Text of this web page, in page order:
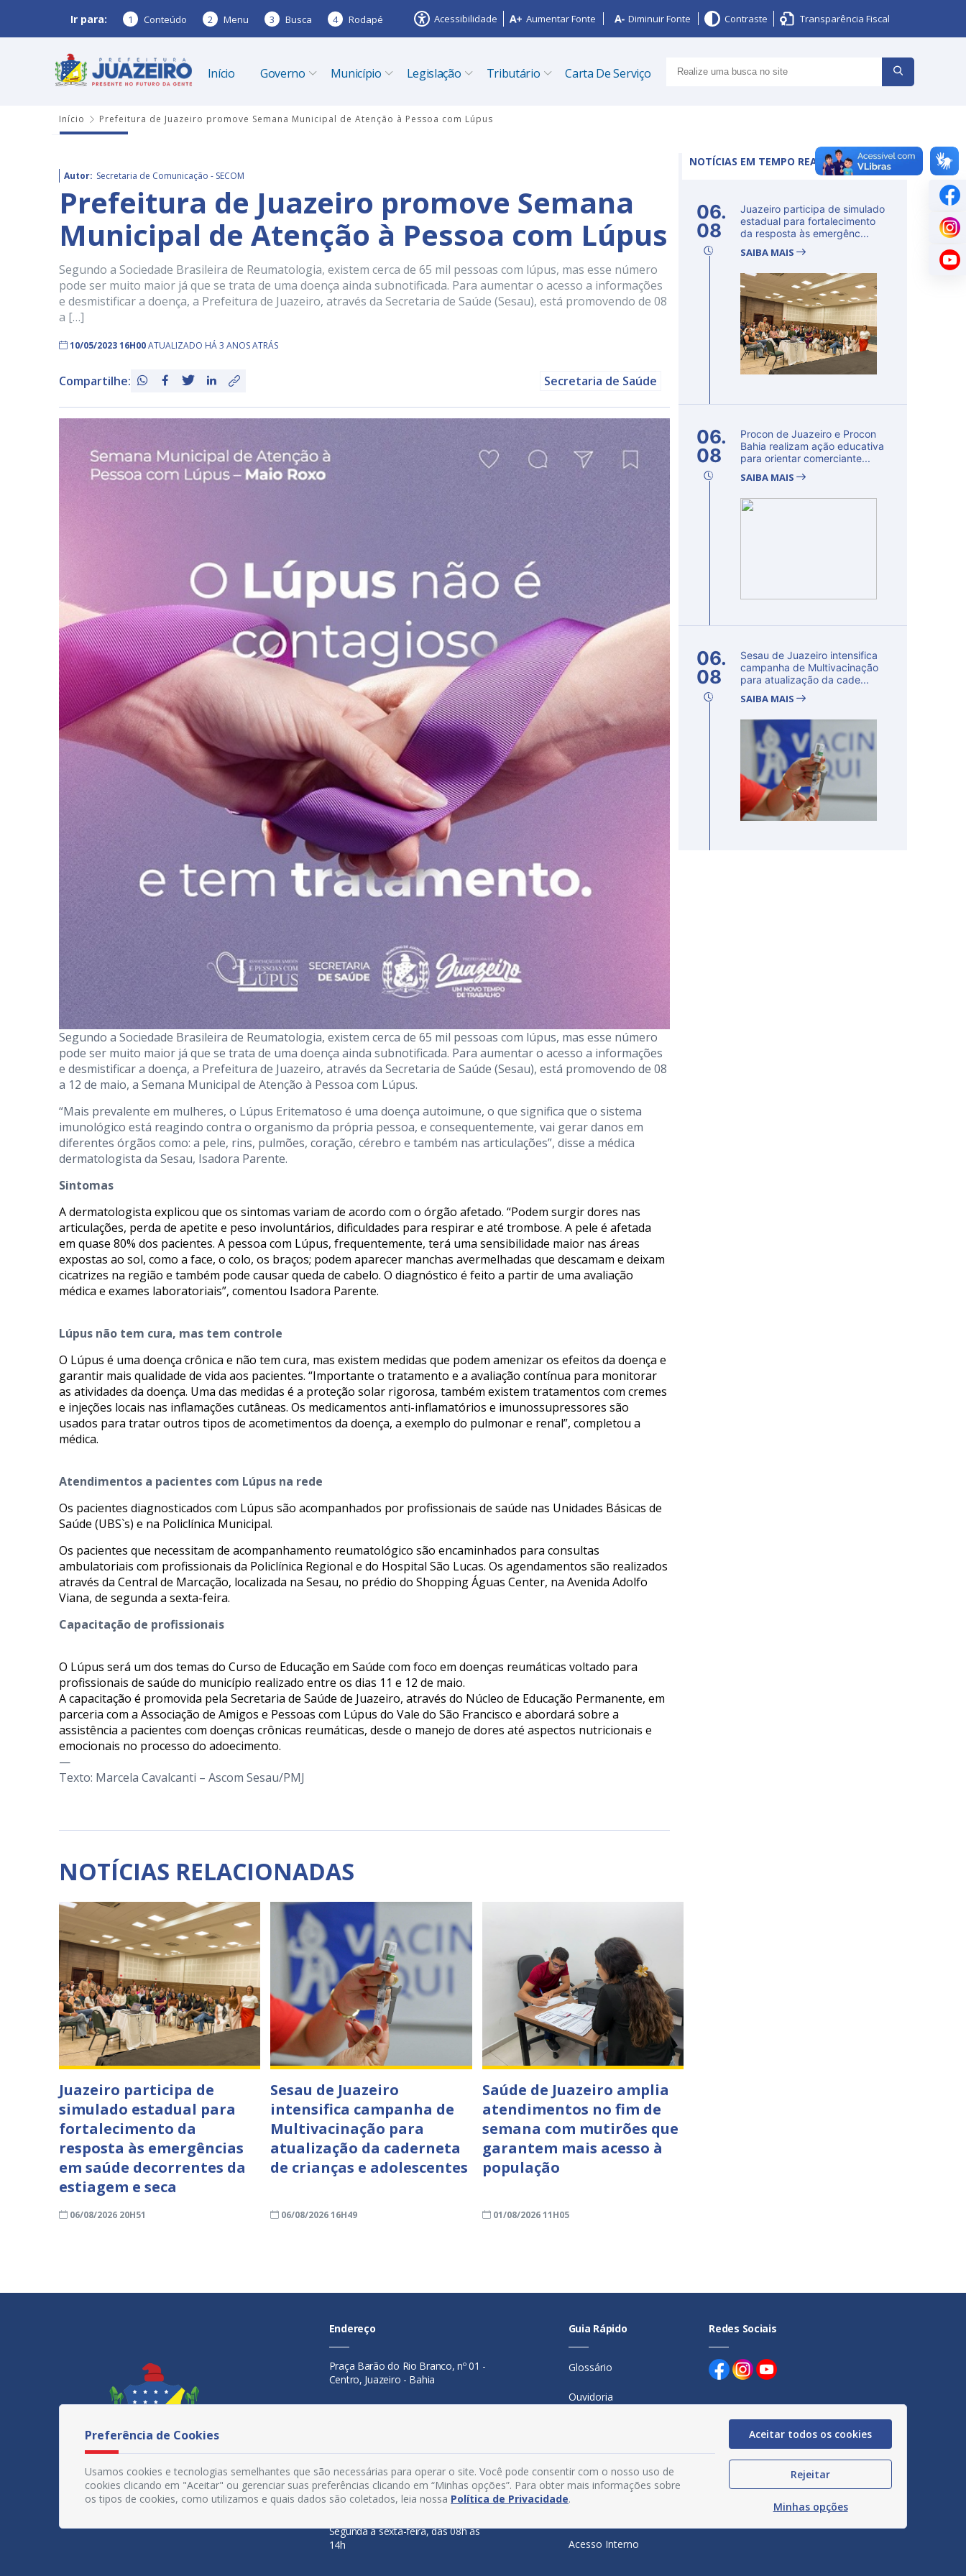
Ir para: 1 Conteúdo 2 Menu 3 Busca 4 Rodapé Acessibilidade Aumentar Fonte Diminuir Fonte Contraste Transparência Fiscal
Início Governo Município Legislação Tributário Carta De Serviço
Início Prefeitura de Juazeiro promove Semana Municipal de Atenção à Pessoa com Lúpus
Autor: Secretaria de Comunicação - SECOM
Prefeitura de Juazeiro promove Semana
Municipal de Atenção à Pessoa com Lúpus
Segundo a Sociedade Brasileira de Reumatologia, existem cerca de 65 mil pessoas com lúpus, mas esse número
pode ser muito maior já que se trata de uma doença ainda subnotificada. Para aumentar o acesso a informações
e desmistificar a doença, a Prefeitura de Juazeiro, através da Secretaria de Saúde (Sesau), está promovendo de 08
a […]
10/05/2023 16H00ATUALIZADO HÁ 3 ANOS ATRÁS
Compartilhe: Secretaria de Saúde
Segundo a Sociedade Brasileira de Reumatologia, existem cerca de 65 mil pessoas com lúpus, mas esse número
pode ser muito maior já que se trata de uma doença ainda subnotificada. Para aumentar o acesso a informações
e desmistificar a doença, a Prefeitura de Juazeiro, através da Secretaria de Saúde (Sesau), está promovendo de 08
a 12 de maio, a Semana Municipal de Atenção à Pessoa com Lúpus.
“Mais prevalente em mulheres, o Lúpus Eritematoso é uma doença autoimune, o que significa que o sistema
imunológico está reagindo contra o organismo da própria pessoa, e consequentemente, vai gerar danos em
diferentes órgãos como: a pele, rins, pulmões, coração, cérebro e também nas articulações”, disse a médica
dermatologista da Sesau, Isadora Parente.
Sintomas
A dermatologista explicou que os sintomas variam de acordo com o órgão afetado. “Podem surgir dores nas
articulações, perda de apetite e peso involuntários, dificuldades para respirar e até trombose. A pele é afetada
em quase 80% dos pacientes. A pessoa com Lúpus, frequentemente, terá uma sensibilidade maior nas áreas
expostas ao sol, como a face, o colo, os braços; podem aparecer manchas avermelhadas que descamam e deixam
cicatrizes na região e também pode causar queda de cabelo. O diagnóstico é feito a partir de uma avaliação
médica e exames laboratoriais”, comentou Isadora Parente.
Lúpus não tem cura, mas tem controle
O Lúpus é uma doença crônica e não tem cura, mas existem medidas que podem amenizar os efeitos da doença e
garantir mais qualidade de vida aos pacientes. “Importante o tratamento e a avaliação contínua para monitorar
as atividades da doença. Uma das medidas é a proteção solar rigorosa, também existem tratamentos com cremes
e injeções locais nas inflamações cutâneas. Os medicamentos anti-inflamatórios e imunossupressores são
usados para tratar outros tipos de acometimentos da doença, a exemplo do pulmonar e renal”, completou a
médica.
Atendimentos a pacientes com Lúpus na rede
Os pacientes diagnosticados com Lúpus são acompanhados por profissionais de saúde nas Unidades Básicas de
Saúde (UBS`s) e na Policlínica Municipal.
Os pacientes que necessitam de acompanhamento reumatológico são encaminhados para consultas
ambulatoriais com profissionais da Policlínica Regional e do Hospital São Lucas. Os agendamentos são realizados
através da Central de Marcação, localizada na Sesau, no prédio do Shopping Águas Center, na Avenida Adolfo
Viana, de segunda a sexta-feira.
Capacitação de profissionais
O Lúpus será um dos temas do Curso de Educação em Saúde com foco em doenças reumáticas voltado para
profissionais de saúde do município realizado entre os dias 11 e 12 de maio.
A capacitação é promovida pela Secretaria de Saúde de Juazeiro, através do Núcleo de Educação Permanente, em
parceria com a Associação de Amigos e Pessoas com Lúpus do Vale do São Francisco e abordará sobre a
assistência a pacientes com doenças crônicas reumáticas, desde o manejo de dores até aspectos nutricionais e
emocionais no processo do adoecimento.
—
Texto: Marcela Cavalcanti – Ascom Sesau/PMJ
NOTÍCIAS RELACIONADAS
Juazeiro participa de
simulado estadual para
fortalecimento da
resposta às emergências
em saúde decorrentes da
estiagem e seca
06/08/2026 20H51
Sesau de Juazeiro
intensifica campanha de
Multivacinação para
atualização da caderneta
de crianças e adolescentes
06/08/2026 16H49
Saúde de Juazeiro amplia
atendimentos no fim de
semana com mutirões que
garantem mais acesso à
população
01/08/2026 11H05
NOTÍCIAS EM TEMPO REAL
06.
08
Juazeiro participa de simulado
estadual para fortalecimento
da resposta às emergênc...
SAIBA MAIS
06.
08
Procon de Juazeiro e Procon
Bahia realizam ação educativa
para orientar comerciante...
SAIBA MAIS
06.
08
Sesau de Juazeiro intensifica
campanha de Multivacinação
para atualização da cade...
SAIBA MAIS
Endereço
Praça Barão do Rio Branco, nº 01 -
Centro, Juazeiro - Bahia
Horário De Funcionamento
Segunda a sexta-feira, das 08h às
14h
Guia Rápido
Glossário
Ouvidoria
Perguntas Frequentes
Manual de Navegação
Acesso Interno
Redes Sociais
Preferência de Cookies
Usamos cookies e tecnologias semelhantes que são necessárias para operar o site. Você pode consentir com o nosso uso de
cookies clicando em "Aceitar" ou gerenciar suas preferências clicando em “Minhas opções”. Para obter mais informações sobre
os tipos de cookies, como utilizamos e quais dados são coletados, leia nossa Política de Privacidade.
Aceitar todos os cookies
Rejeitar
Minhas opções